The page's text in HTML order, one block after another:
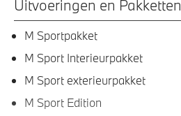
Uitvoeringen en Pakketten
M Sportpakket
M Sport Interieurpakket
M Sport exterieurpakket
M Sport Edition